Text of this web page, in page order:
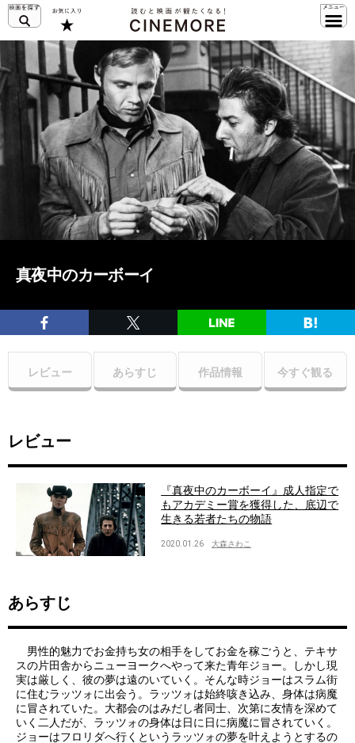
真夜中のカーボーイ
レビュー あらすじ 作品情報 今すぐ観る
レビュー
『真夜中のカーボーイ』成人指定で
もアカデミー賞を獲得した、底辺で
生きる若者たちの物語
2020.01.26 大森さわこ
あらすじ
男性的魅力でお金持ち女の相手をしてお金を稼ごうと、テキサ
スの片田舎からニューヨークへやって来た青年ジョー。しかし現
実は厳しく、彼の夢は遠のいていく。そんな時ジョーはスラム街
に住むラッツォに出会う。ラッツォは始終咳き込み、身体は病魔
に冒されていた。大都会のはみだし者同士、次第に友情を深めて
いく二人だが、ラッツォの身体は日に日に病魔に冒されていく。
ジョーはフロリダへ行くというラッツォの夢を叶えようとするの